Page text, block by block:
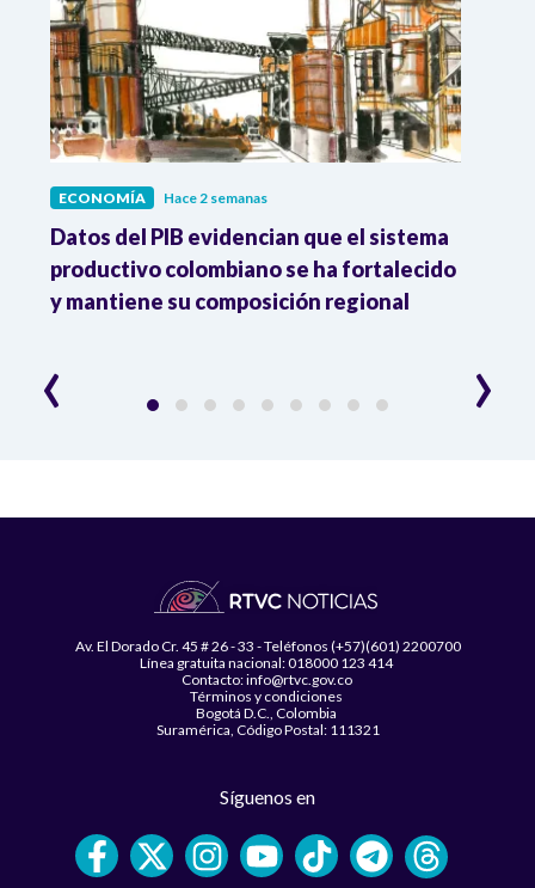
ECONOMÍA Hace 2 semanas
Datos del PIB evidencian que el sistema
productivo colombiano se ha fortalecido
y mantiene su composición regional
‹ ›
Av. El Dorado Cr. 45 # 26 - 33 - Teléfonos (+57)(601) 2200700
Línea gratuita nacional: 018000 123 414
Contacto: info@rtvc.gov.co
Términos y condiciones
Bogotá D.C., Colombia
Suramérica, Código Postal: 111321
Síguenos en